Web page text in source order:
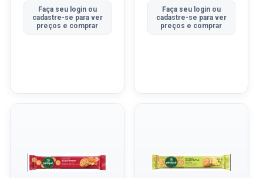
Faça seu login ou
cadastre-se para ver
preços e comprar
Faça seu login ou
cadastre-se para ver
preços e comprar